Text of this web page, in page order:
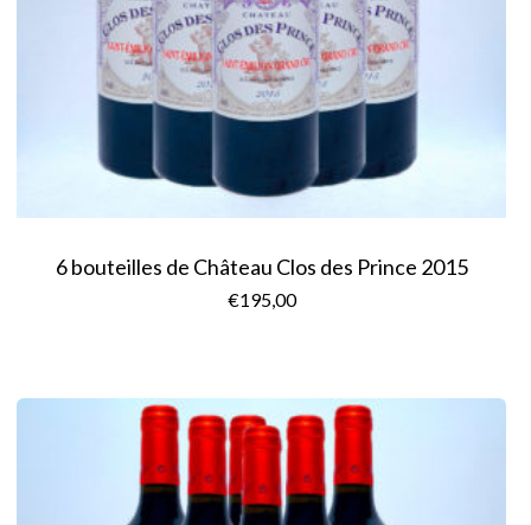
6 bouteilles de Château Clos des Prince 2015
€195,00